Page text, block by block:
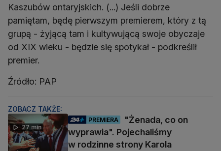
Kaszubów ontaryjskich. (...) Jeśli dobrze
pamiętam, będę pierwszym premierem, który z tą
grupą - żyjącą tam i kultywującą swoje obyczaje
od XIX wieku - będzie się spotykał - podkreślił
premier.
Źródło: PAP
ZOBACZ TAKŻE:
27 min
PREMIERA
"Żenada, co on
wyprawia". Pojechaliśmy
w rodzinne strony Karola